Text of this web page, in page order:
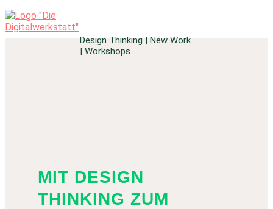
Design Thinking |New Work
|Workshops
MIT DESIGN
THINKING ZUM